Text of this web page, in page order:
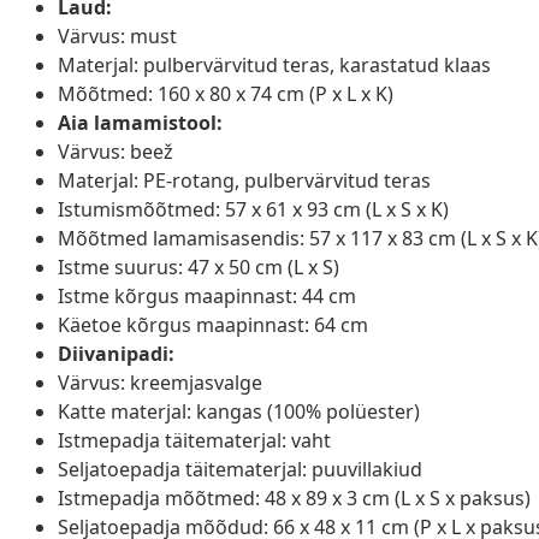
Laud:
Värvus: must
Materjal: pulbervärvitud teras, karastatud klaas
Mõõtmed: 160 x 80 x 74 cm (P x L x K)
Aia lamamistool:
Värvus: beež
Materjal: PE-rotang, pulbervärvitud teras
Istumismõõtmed: 57 x 61 x 93 cm (L x S x K)
Mõõtmed lamamisasendis: 57 x 117 x 83 cm (L x S x
Istme suurus: 47 x 50 cm (L x S)
Istme kõrgus maapinnast: 44 cm
Käetoe kõrgus maapinnast: 64 cm
Diivanipadi:
Värvus: kreemjasvalge
Katte materjal: kangas (100% polüester)
Istmepadja täitematerjal: vaht
Seljatoepadja täitematerjal: puuvillakiud
Istmepadja mõõtmed: 48 x 89 x 3 cm (L x S x paksus)
Seljatoepadja mõõdud: 66 x 48 x 11 cm (P x L x